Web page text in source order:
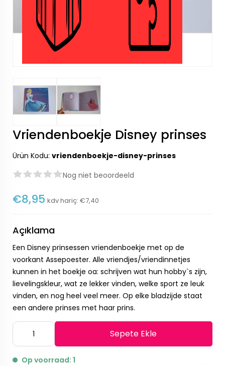
Vriendenboekje Disney prinses
Ürün Kodu: vriendenboekje-disney-prinses
Nog niet beoordeeld
€8,95 kdv hariç: €7,40
Açıklama
Een Disney prinsessen vriendenboekje met op de
voorkant Assepoester. Alle vriendjes/vriendinnetjes
kunnen in het boekje oa: schrijven wat hun hobby`s zijn,
lievelingskleur, wat ze lekker vinden, welke sport ze leuk
vinden, en nog heel veel meer. Op elke bladzijde staat
een andere prinses met haar prins.
Sepete Ekle
Op voorraad: 1